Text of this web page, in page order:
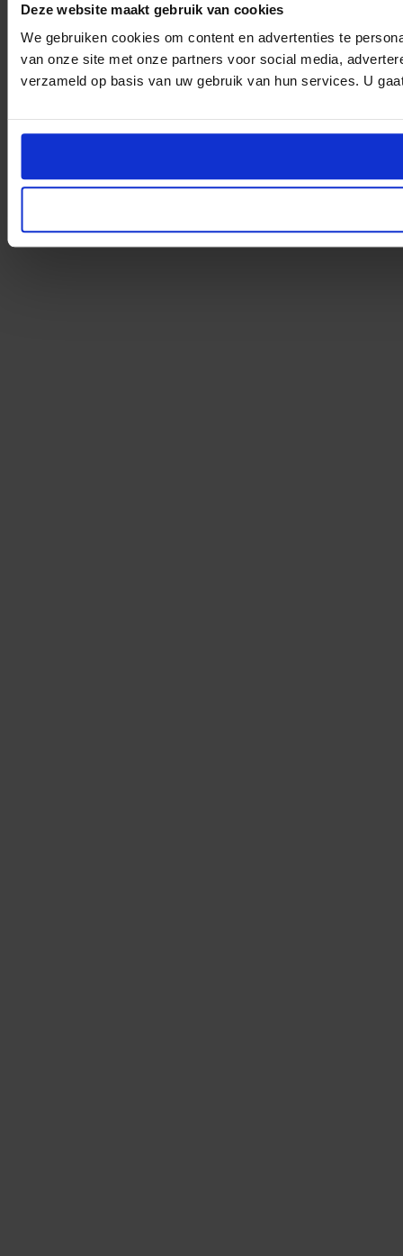
Deze website maakt gebruik van cookies
We gebruiken cookies om content en advertenties te
van onze site met onze partners voor social media,
verzameld op basis van uw gebruik van hun services. U